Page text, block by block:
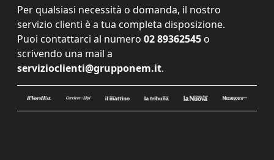
Per qualsiasi necessità o domanda, il nostro
servizio clienti è a tua completa disposizione.
Puoi contattarci al numero 02 89362545 o
scrivendo una mail a
servizioclienti@grupponem.it.